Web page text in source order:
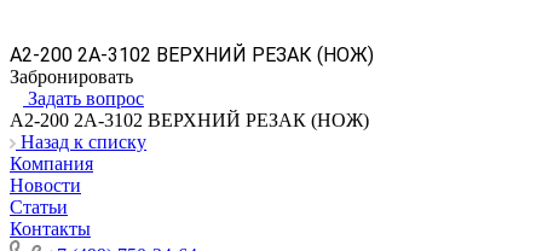
A2-200 2A-3102 ВЕРХНИЙ РЕЗАК (НОЖ)
Забронировать
Задать вопрос
A2-200 2A-3102 ВЕРХНИЙ РЕЗАК (НОЖ)
Назад к списку
Компания
Новости
Статьи
Контакты